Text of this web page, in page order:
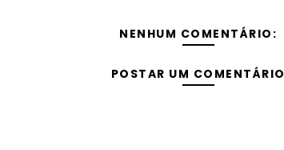
NENHUM COMENTÁRIO:
POSTAR UM COMENTÁRIO